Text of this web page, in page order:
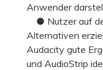
Anwender
● Nutzer auf
Alternativen
Audacity gute
und AudioStrip